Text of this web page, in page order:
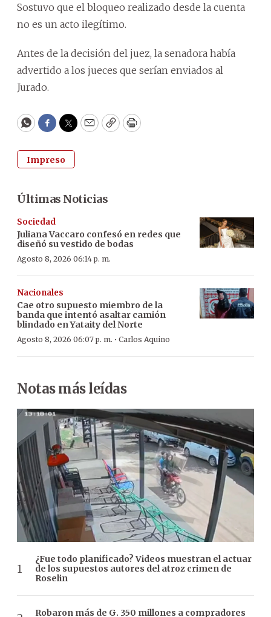
Sostuvo que el bloqueo realizado desde la cuenta
no es un acto ilegítimo.
Antes de la decisión del juez, la senadora había
advertido a los jueces que serían enviados al
Jurado.
WhatsApp
Facebook
Twitter
EmailCopyPrint
Impreso
Últimas Noticias
Sociedad
Juliana Vaccaro confesó en redes que
diseñó su vestido de bodas
Agosto 8, 2026 06:14 p. m.
Nacionales
Cae otro supuesto miembro de la
banda que intentó asaltar camión
blindado en Yataity del Norte
Agosto 8, 2026 06:07 p. m. · Carlos Aquino
Notas más leídas
¿Fue todo planificado? Videos muestran el actuar
de los supuestos autores del atroz crimen de
Roselin
Robaron más de G. 350 millones a compradores